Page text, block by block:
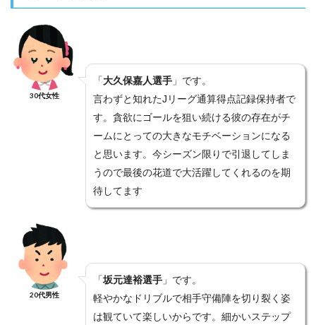
30代女性
「大久保嘉人選手 」です。
言わずと知れたJリーグ通算得点記録保持者で
す。貪欲にゴールを狙い続ける彼の存在がチ
ームにとっての大きなモチベーションになる
と思います。今シーズン限りで引退してしま
うので最後の花道で大活躍してくれるのを期
待してます
20代男性
「坂元達裕選手 」です。
軽やかなドリブルで相手守備陣を切り裂く姿
は観ていて楽しいからです。細かいステップ